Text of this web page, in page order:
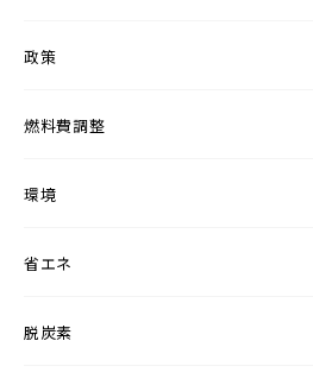
政策
燃料費調整
環境
省エネ
脱炭素